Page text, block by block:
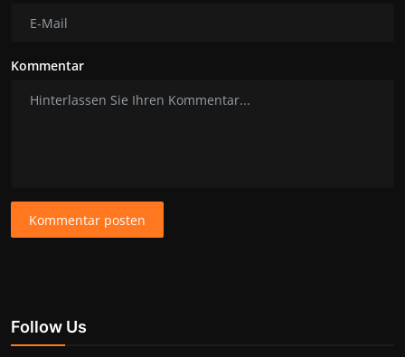
Kommentar
Kommentar posten
Follow Us